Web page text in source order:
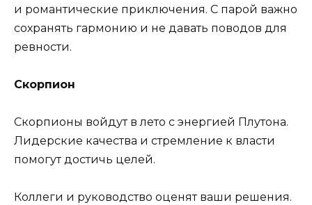
и романтические приключения. С парой важно
сохранять гармонию и не давать поводов для
ревности.
Скорпион
Скорпионы войдут в лето с энергией Плутона.
Лидерские качества и стремление к власти
помогут достичь целей.
Коллеги и руководство оценят ваши решения.